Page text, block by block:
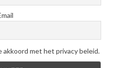
akkoord met het privacy beleid.